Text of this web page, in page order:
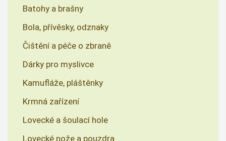
Batohy a brašny
Bola, přívěsky, odznaky
Čištění a péče o zbraně
Dárky pro myslivce
Kamufláže, pláštěnky
Krmná zařízení
Lovecké a šoulací hole
Lovecké nože a pouzdra